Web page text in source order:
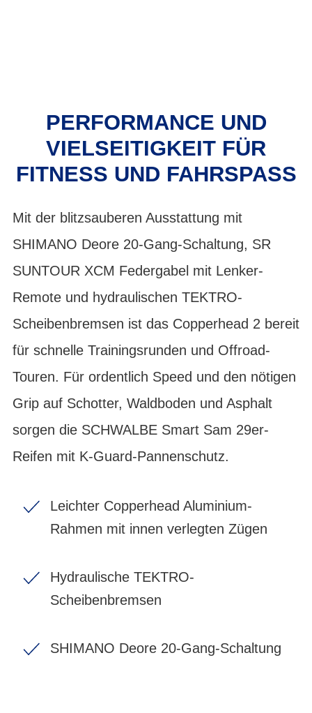
PERFORMANCE UND
VIELSEITIGKEIT FÜR
FITNESS UND FAHRSPASS
Mit der blitzsauberen Ausstattung mit
SHIMANO Deore 20-Gang-Schaltung, SR
SUNTOUR XCM Federgabel mit Lenker-
Remote und hydraulischen TEKTRO-
Scheibenbremsen ist das Copperhead 2 bereit
für schnelle Trainingsrunden und Offroad-
Touren. Für ordentlich Speed und den nötigen
Grip auf Schotter, Waldboden und Asphalt
sorgen die SCHWALBE Smart Sam 29er-
Reifen mit K-Guard-Pannenschutz.
Leichter Copperhead Aluminium-
Rahmen mit innen verlegten Zügen
Hydraulische TEKTRO-
Scheibenbremsen
SHIMANO Deore 20-Gang-Schaltung